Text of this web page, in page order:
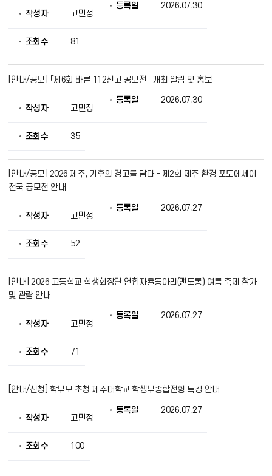
작성자 고민정
등록일 2026.07.30
조회수 81
[안내/공모] 「제6회 바른 112신고 공모전」 개최 알림 및 홍보
작성자 고민정
등록일 2026.07.30
조회수 35
[안내/공모] 2026 제주, 기후의 경고를 담다 - 제2회 제주 환경 포토에세이
전국 공모전 안내
작성자 고민정
등록일 2026.07.27
조회수 52
[안내] 2026 고등학교 학생회장단 연합자율동아리(맨도롱) 여름 축제 참가
및 관람 안내
작성자 고민정
등록일 2026.07.27
조회수 71
[안내/신청] 학부모 초청 제주대학교 학생부종합전형 특강 안내
작성자 고민정
등록일 2026.07.27
조회수 100